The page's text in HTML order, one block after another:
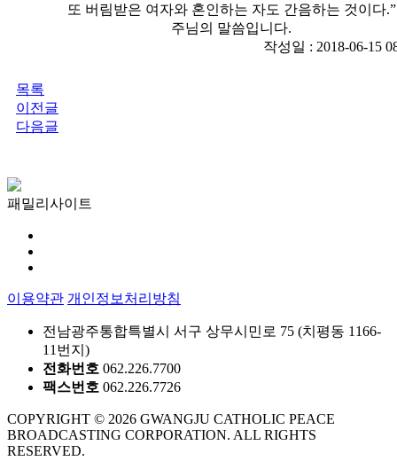
또 버림받은 여자와 혼인하는 자도 간음하는 것이다.”
주님의 말씀입니다.
작성일 : 2018-06-15
목록
이전글
다음글
패밀리사이트
이용약관 개인정보처리방침
전남광주통합특별시 서구 상무시민로 75 (치평동 1166-
11번지)
전화번호 062.226.7700
팩스번호 062.226.7726
COPYRIGHT © 2026 GWANGJU CATHOLIC PEACE
BROADCASTING CORPORATION. ALL RIGHTS
RESERVED.